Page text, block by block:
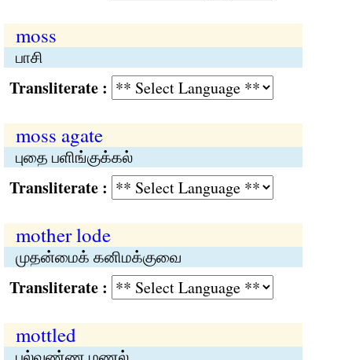
moss
பாசி
:
moss agate
புதை பளிங்குக்கல்
:
mother lode
முதன்மைக் கனிமக்குவை
:
mottled